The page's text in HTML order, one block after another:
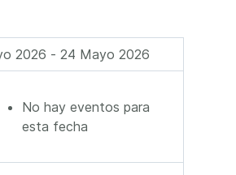
2026 - 24 Mayo 2026
No hay eventos para
esta fecha